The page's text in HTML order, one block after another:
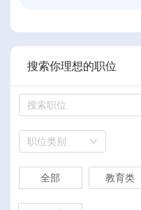
搜索你理想的职位
职位类别
全部 教育类